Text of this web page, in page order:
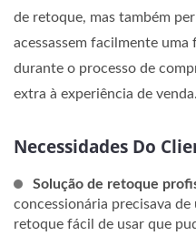
de retoque, mas também
acessassem facilmente
durante o processo de
extra à experiência de venda.
Necessidades Do
Solução de retoque
concessionária precisava
retoque fácil de usar que